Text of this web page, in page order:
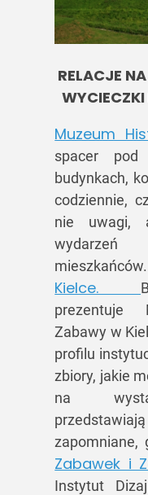
RELACJE
WYCIECZKI
Muzeum
spacer pod
budynkach,
codziennie,
nie uwagi,
mieszkańców.
Kielce.
prezentuje
Zabawy w
profilu
zbiory, jakie
na
zapomniane,
Zabawek i
Instytut